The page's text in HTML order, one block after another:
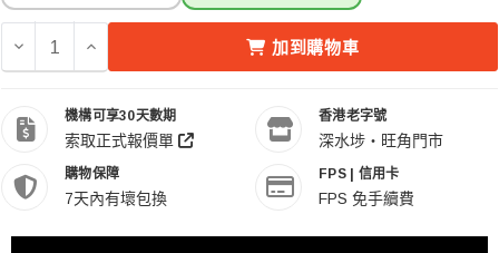
減少 DEITY VO-7U USB MICROPHONE BOOM ARM KIT
增加 DEITY VO-7U USB MICROPHONE BOOM
加到購物車
機構可享30天數期
索取正式報價單
香港老字號
深水埗・旺角門市
購物保障
7天內有壞包換
FPS | 信用卡
FPS 免手續費